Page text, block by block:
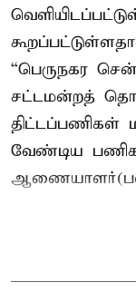
“பெருநகர
சட்டமன்றத்
திட்டப்பணிகள்
வேண்டிய